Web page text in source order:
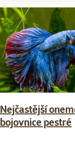
Nejčastější
bojovnice pestré